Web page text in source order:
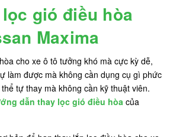
gió điều hòa
Maxima
cho xe ô tô tưởng khó mà cực kỳ dễ,
làm được mà không cần dụng cụ gì phức
tự thay mà không cần kỹ thuật viên.
dẫn thay lọc gió điều hòa của